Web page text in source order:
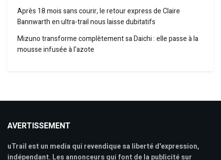
Après 18 mois sans courir, le retour express de Claire
Bannwarth en ultra-trail nous laisse dubitatifs
Mizuno transforme complètement sa Daichi : elle passe à la
mousse infusée à l’azote
AVERTISSEMENT
uTrail est un media qui revendique sa liberté d'expression,
indépendant. Les annonceurs qui font de la publicité sur